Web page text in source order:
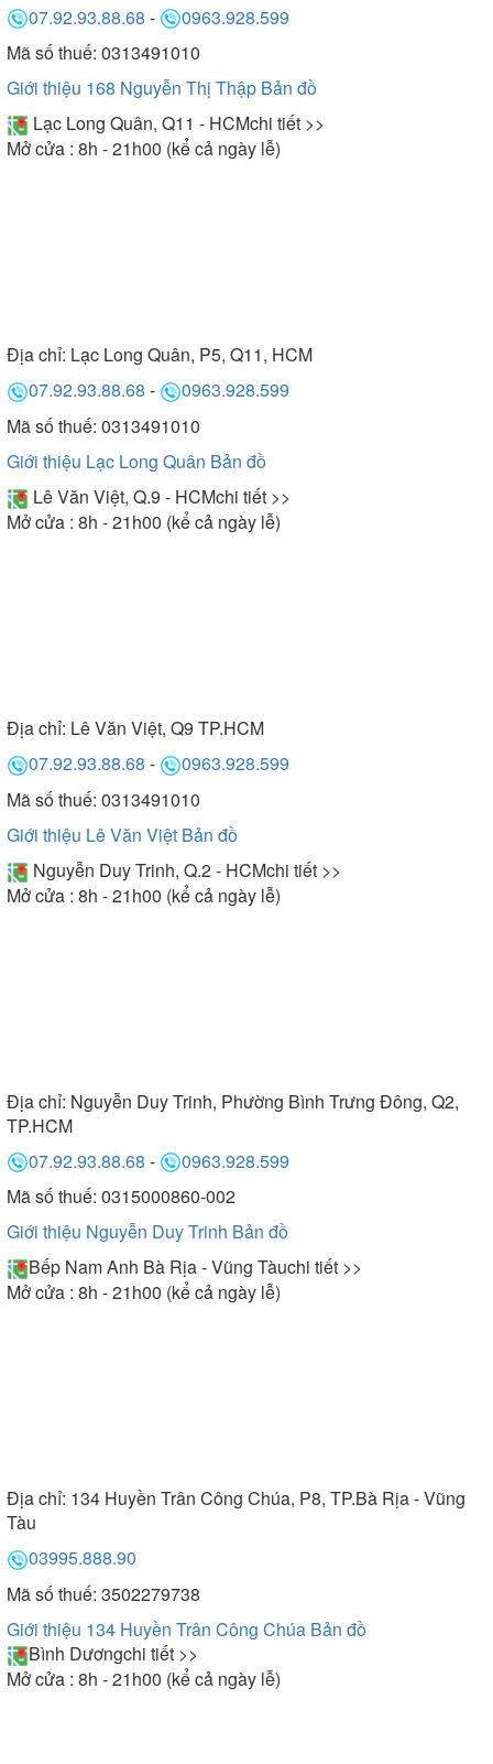
- Khi lắp đặt cần có đường dây truyền tải điện phù
hợp với máy xông hơi để không bị chập cháy trong
quá trình xông.
07.92.93.88.68 -
0963.928.599
Mã số thuế: 0313491010
Giới thiệu 168 Nguyễn Thị Thập Bản đồ
Lạc Long Quân, Q11 - HCMchi tiết >>
Mở cửa : 8h - 21h00 (kể cả ngày lễ)
Địa chỉ: Lạc Long Quân, P5, Q11, HCM
07.92.93.88.68 -
0963.928.599
Mã số thuế: 0313491010
Giới thiệu Lạc Long Quân Bản đồ
Lê Văn Việt, Q.9 - HCMchi tiết >>
Mở cửa : 8h - 21h00 (kể cả ngày lễ)
Địa chỉ: Lê Văn Việt, Q9 TP.HCM
07.92.93.88.68 -
0963.928.599
Mã số thuế: 0313491010
Giới thiệu Lê Văn Việt Bản đồ
Nguyễn Duy Trinh, Q.2 - HCMchi tiết >>
Mở cửa : 8h - 21h00 (kể cả ngày lễ)
Địa chỉ: Nguyễn Duy Trinh, Phường Bình Trưng Đông, Q2,
TP.HCM
07.92.93.88.68 -
0963.928.599
Mã số thuế: 0315000860-002
Giới thiệu Nguyễn Duy Trinh Bản đồ
Bếp Nam Anh Bà Rịa - Vũng Tàuchi tiết >>
Mở cửa : 8h - 21h00 (kể cả ngày lễ)
Địa chỉ: 134 Huyền Trân Công Chúa, P8, TP.Bà Rịa - Vũng
Tàu
03995.888.90
Mã số thuế: 3502279738
Giới thiệu 134 Huyền Trân Công Chúa Bản đồ
Bình Dươngchi tiết >>
Mở cửa : 8h - 21h00 (kể cả ngày lễ)